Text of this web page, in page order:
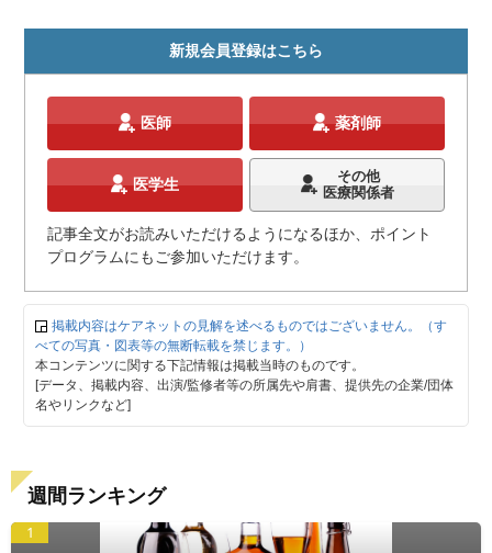
新規会員登録はこちら
医師 薬剤師
医学生
その他
医療関係者
記事全文がお読みいただけるようになるほか、ポイント
プログラムにもご参加いただけます。
掲載内容はケアネットの見解を述べるものではございません。（す
べての写真・図表等の無断転載を禁じます。）
本コンテンツに関する下記情報は掲載当時のものです。
[データ、掲載内容、出演/監修者等の所属先や肩書、提供先の企業/団体
名やリンクなど]
週間ランキング
1